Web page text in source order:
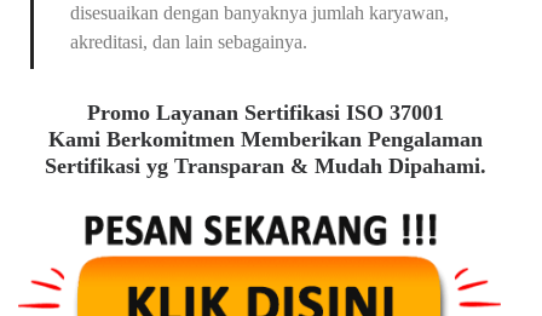
disesuaikan dengan banyaknya jumlah karyawan,
akreditasi, dan lain sebagainya.
Promo Layanan Sertifikasi ISO 37001
Kami Berkomitmen Memberikan Pengalaman
Sertifikasi yg Transparan & Mudah Dipahami.